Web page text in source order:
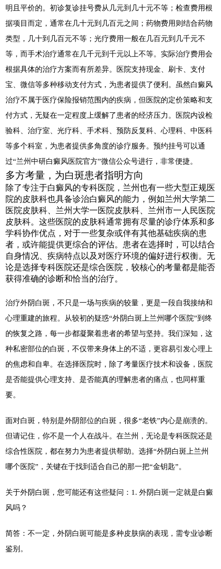
明且平价的。初诊复诊挂号费从几元到几十元不等；检查费用根
据项目而定，通常在几十元到几百元之间；药物费用则结合药物
类型，几十到几百元不等；光疗费用一般在几百元到几千元不
等，而手术治疗通常在几千元到千元以上不等。实际治疗费用会
根据具体的治疗方案而有所差异。医院支持现金、刷卡、支付
宝、微信等多种移动支付方式，为患者提供了便利。虽然白癜风
治疗不属于医疗保险报销范围内的疾病，但医院的定价策略和支
付方式，无疑在一定程度上缓解了患者的经济压力。医院内设检
验科、治疗室、光疗科、手术科、预防反复科、心理科、中医科
等多个科室，为患者提供多角度的诊疗服务。预约挂号可以通
过“兰州中研白癜风医院官方”微信公众号进行，非常便捷。
多方考量，为白斑患者指明方向
除了专注于白癜风的专科医院，兰州也有一些大型正规医
院的皮肤科也具备诊治白癜风的能力，例如兰州大学第二
医院皮肤科、兰州大学一医院皮肤科、兰州市一人民医院
皮肤科。这些医院的皮肤科通常拥有尽量的诊疗体系和多
学科协作优点，对于一些复杂或伴有其他基础疾病的患
者，或许能提供更综合的评估。患者在选择时，可以结合
自身情况、疾病特点以及对医疗环境的偏好进行权衡。无
论是选择专科医院还是综合医院，较核心的考量都是能否
获得准确的诊断和恰当的治疗。
治疗外阴白斑，不只是一场与疾病的较量，更是一段自我接纳和
心理重建的旅程。从较初的疑惑“外阴白斑上兰州哪个医院”到终
的恢复之路，每一步都凝聚着患者的希望与坚持。我们深知，这
种私密部位的白斑，不仅带来身体上的不适，更容易引发心理上
的焦虑和自卑。在选择医院时，除了考量医疗技术和设备，医院
是否能提供心理支持、是否能真的理解患者的痛点，也同样重
要。
面对白斑，特别是外阴部位的白斑，很多“老铁”内心是崩溃的。
但请记住，你不是一个人在战斗。在兰州，无论是专科医院还是
综合性医院，都在努力为患者提供帮助。选择“外阴白斑上兰州
哪个医院”，关键在于找到适合自己的那一把“金钥匙”。
关于外阴白斑，您可能还有这些疑问：1. 外阴白斑一定就是白癜
风吗？
简答：不一定，外阴白斑可能是多种皮肤病的表现，需专业诊断
鉴别。